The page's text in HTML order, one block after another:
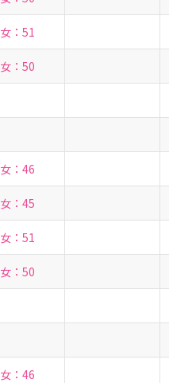
女：51
女：50
女：46
女：45
女：51
女：50
女：46